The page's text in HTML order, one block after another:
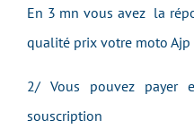
En 3 mn vous avez la
qualité prix votre moto Ajp
2/ Vous pouvez payer
souscription